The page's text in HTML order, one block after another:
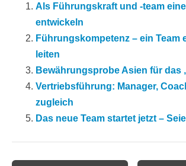
Als Führungskraft und -team
entwickeln
Führungskompetenz – ein Team
leiten
Bewährungsprobe Asien für das
Vertriebsführung: Manager,
zugleich
Das neue Team startet jetzt –